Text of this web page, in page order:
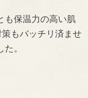
も保温力の高い肌
もバッチリ済ませ
。